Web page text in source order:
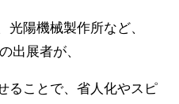
光陽機械製作所など、
出展者が、
ることで、省人化やスピ